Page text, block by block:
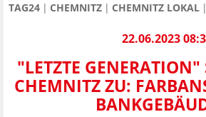
TAG24 CHEMNITZ CHEMNITZ LOKAL
22.06.2023
"LETZTE
CHEMNITZ ZU: